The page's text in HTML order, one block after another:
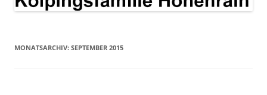
MONATSARCHIV: SEPTEMBER 2015